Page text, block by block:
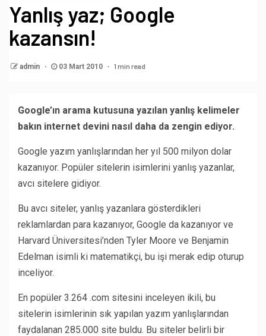
Yanlış yaz; Google
kazansın!
admin 03 Mart 2010 1 min read
Google’ın arama kutusuna yazılan yanlış kelimeler
bakın internet devini nasıl daha da zengin ediyor.
Google yazım yanlışlarından her yıl 500 milyon dolar
kazanıyor. Popüler sitelerin isimlerini yanlış yazanlar,
avcı sitelere gidiyor.
Bu avcı siteler, yanlış yazanlara gösterdikleri
reklamlardan para kazanıyor, Google da kazanıyor ve
Harvard Üniversitesi’nden Tyler Moore ve Benjamin
Edelman isimli ki matematikçi, bu işi merak edip oturup
inceliyor.
En popüler 3.264 .com sitesini inceleyen ikili, bu
sitelerin isimlerinin sık yapılan yazım yanlışlarından
faydalanan 285.000 site buldu. Bu siteler belirli bir